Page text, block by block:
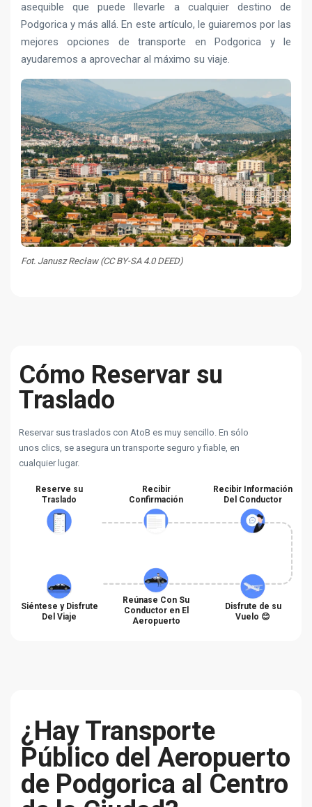
asequible que puede llevarle a cualquier destino de
Podgorica y más allá. En este artículo, le guiaremos por las
mejores opciones de transporte en Podgorica y le
ayudaremos a aprovechar al máximo su viaje.
Fot. Janusz Recław (CC BY-SA 4.0 DEED)
Cómo Reservar su
Traslado
Reservar sus traslados con AtoB es muy sencillo. En sólo
unos clics, se asegura un transporte seguro y fiable, en
cualquier lugar.
Reserve su
Traslado
Recibir
Confirmación
Recibir Información
Del Conductor
Siéntese y Disfrute
Del Viaje
Reúnase Con Su
Conductor en El
Aeropuerto
Disfrute de su
Vuelo 😊
¿Hay Transporte
Público del Aeropuerto
de Podgorica al Centro